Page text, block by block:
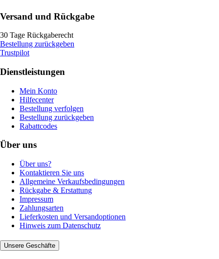
Versand und Rückgabe
30 Tage Rückgaberecht
Bestellung zurückgeben
Trustpilot
Dienstleistungen
Mein Konto
Hilfecenter
Bestellung verfolgen
Bestellung zurückgeben
Rabattcodes
Über uns
Über uns?
Kontaktieren Sie uns
Allgemeine Verkaufsbedingungen
Rückgabe & Erstattung
Impressum
Zahlungsarten
Lieferkosten und Versandoptionen
Hinweis zum Datenschutz
Unsere Geschäfte